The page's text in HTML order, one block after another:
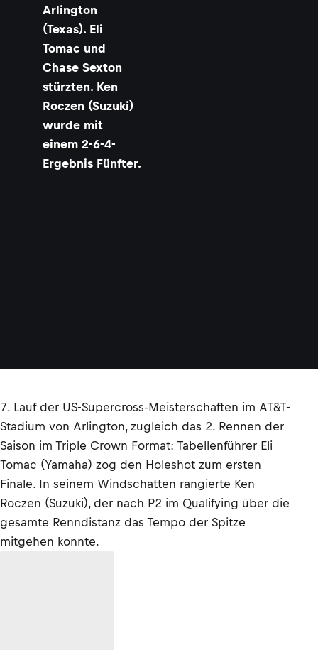
Arlington
(Texas). Eli
Tomac und
Chase Sexton
stürzten. Ken
Roczen (Suzuki)
wurde mit
einem 2-6-4-
Ergebnis Fünfter.
7. Lauf der US-Supercross-Meisterschaften im AT&T-
Stadium von Arlington, zugleich das 2. Rennen der
Saison im Triple Crown Format: Tabellenführer Eli
Tomac (Yamaha) zog den Holeshot zum ersten
Finale. In seinem Windschatten rangierte Ken
Roczen (Suzuki), der nach P2 im Qualifying über die
gesamte Renndistanz das Tempo der Spitze
mitgehen konnte.